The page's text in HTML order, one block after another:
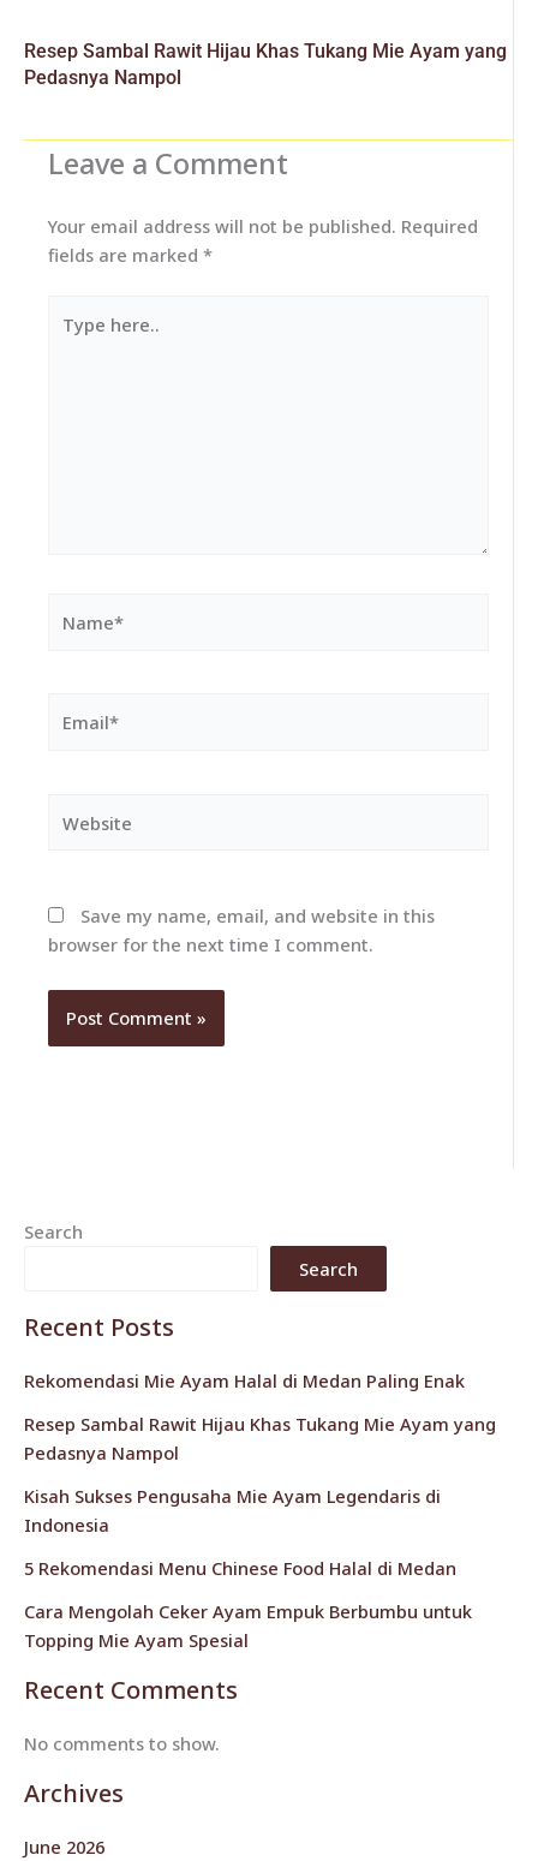
Resep Sambal Rawit Hijau Khas Tukang Mie Ayam yang
Pedasnya Nampol
Leave a Comment
Your email address will not be published. Required
fields are marked *
here..
Save my name, email, and website in this
browser for the next time I comment.
Search
Search
Recent Posts
Rekomendasi Mie Ayam Halal di Medan Paling Enak
Resep Sambal Rawit Hijau Khas Tukang Mie Ayam yang
Pedasnya Nampol
Kisah Sukses Pengusaha Mie Ayam Legendaris di
Indonesia
5 Rekomendasi Menu Chinese Food Halal di Medan
Cara Mengolah Ceker Ayam Empuk Berbumbu untuk
Topping Mie Ayam Spesial
Recent Comments
No comments to show.
Archives
June 2026